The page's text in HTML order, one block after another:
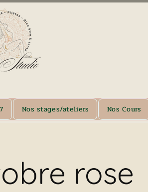
Nos stages/ateliers Nos Cours
rose